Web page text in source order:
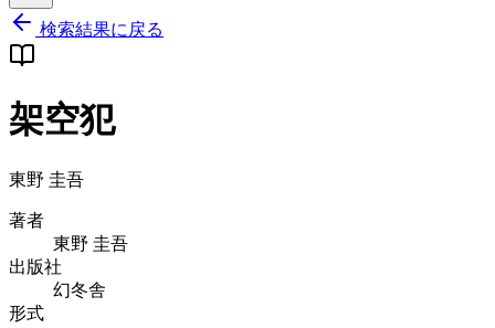
検索結果に戻る
架空犯
東野 圭吾
著者
東野 圭吾
出版社
幻冬舎
形式